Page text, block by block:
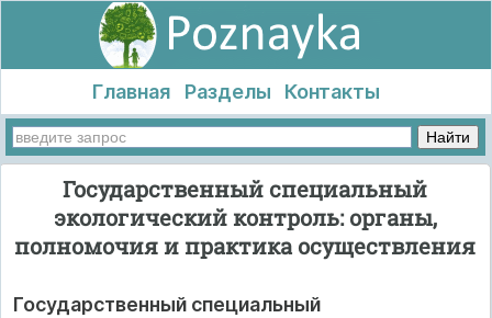
Главная Разделы Контакты
Государственный специальный
экологический контроль: органы,
полномочия и практика осуществления
Государственный специальный